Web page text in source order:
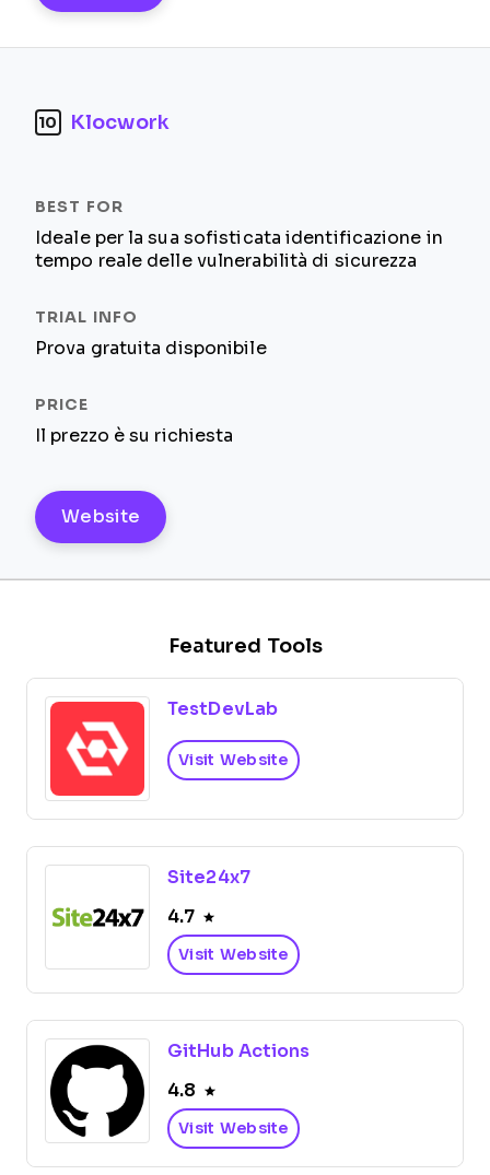
10 Klocwork
Ideale per la sua sofisticata identificazione in
tempo reale delle vulnerabilità di sicurezza
Prova gratuita disponibile
Il prezzo è su richiesta
Website
Featured Tools
TestDevLab
Visit Website
Site24x7
4.7
Visit Website
GitHub Actions
4.8
Visit Website